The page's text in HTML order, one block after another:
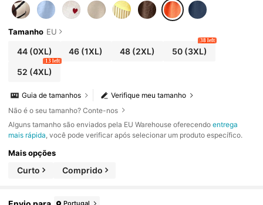
Tamanho EU
44(0XL) 46 (1XL) 48(2XL) 50(3XL)
38 left
52 (4XL)
13 left
Verifique meu tamanho
Guia de tamanhos
Não é o seu tamanho? Conte-nos
Alguns tamanho são enviados pela EU Warehouse oferecendoentrega
mais rápida, você pode verificar após selecionar um produto específico.
Mais opções
Curto Comprido
Portugal